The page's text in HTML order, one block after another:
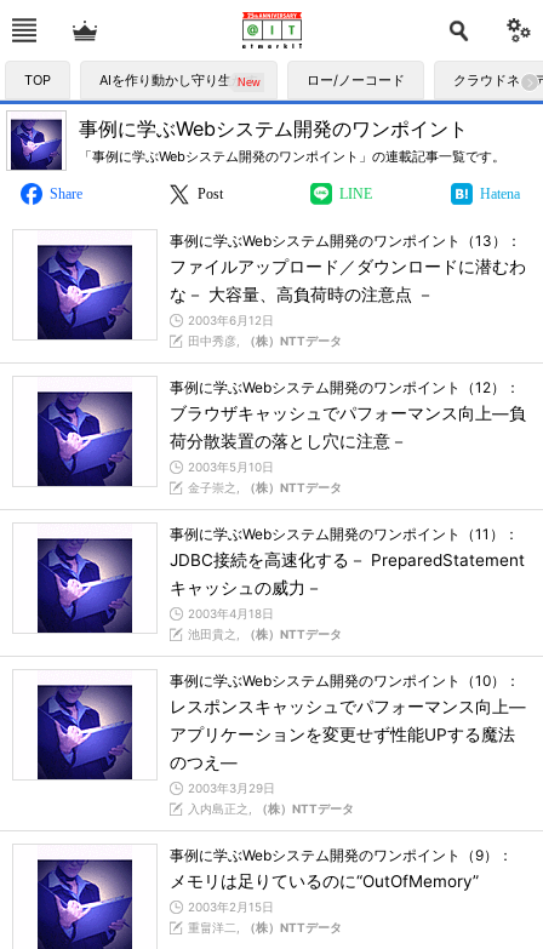
TOP AIを作り動かし守り生かす ロー/ノーコード クラウドネイ
事例に学ぶWebシステム開発のワンポイント
「事例に学ぶWebシステム開発のワンポイント」の連載記事一覧です。
Share Post LINE Hatena
事例に学ぶWebシステム開発のワンポイント（13）：
ファイルアップロード／ダウンロードに潜むわ
な－ 大容量、高負荷時の注意点 －
2003年6月12日
田中秀彦,
（株）NTTデータ
事例に学ぶWebシステム開発のワンポイント（12）：
ブラウザキャッシュでパフォーマンス向上―負
荷分散装置の落とし穴に注意－
2003年5月10日
金子崇之,
（株）NTTデータ
事例に学ぶWebシステム開発のワンポイント（11）：
JDBC接続を高速化する－ PreparedStatement
キャッシュの威力－
2003年4月18日
池田貴之,
（株）NTTデータ
事例に学ぶWebシステム開発のワンポイント（10）：
レスポンスキャッシュでパフォーマンス向上―
アプリケーションを変更せず性能UPする魔法
のつえ―
2003年3月29日
入内島正之,
（株）NTTデータ
事例に学ぶWebシステム開発のワンポイント（9）：
メモリは足りているのに“OutOfMemory”
2003年2月15日
重畠洋二,
（株）NTTデータ